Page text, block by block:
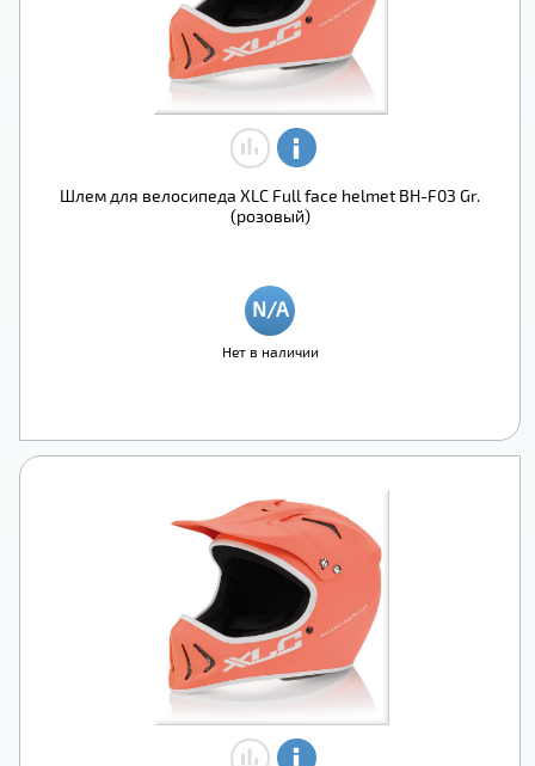
Шлем для велосипеда XLC Full face helmet BH-F03 Gr.
(розовый)
Нет в наличии